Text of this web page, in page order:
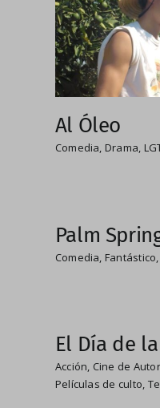
Al Óleo
Comedia, Drama,
Palm
Comedia Fantástico
El Día de
Acción Cine de Autor
Películas de culto